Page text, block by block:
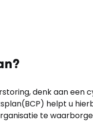
?
denk aan een
helpt u
te